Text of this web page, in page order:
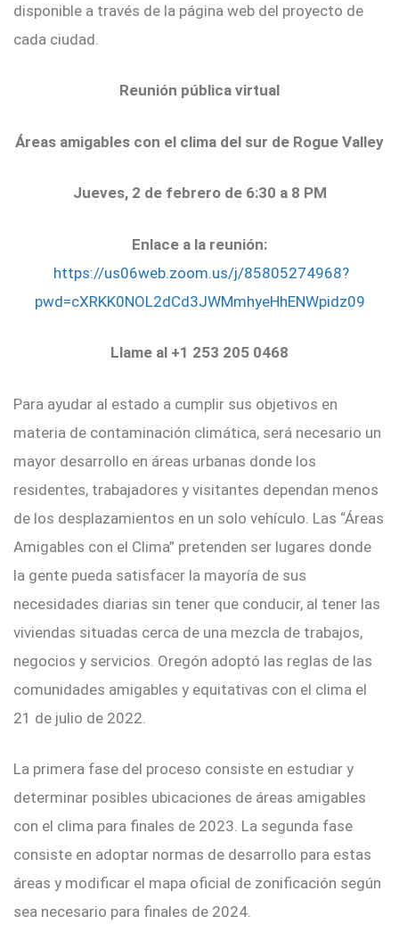
disponible a través de la página web del proyecto de
cada ciudad.
Reunión pública virtual
Áreas amigables con el clima del sur de Rogue Valley
Jueves, 2 de febrero de 6:30 a 8 PM
Enlace a la reunión:
https://us06web.zoom.us/j/85805274968?
pwd=cXRKK0NOL2dCd3JWMmhyeHhENWpidz09
Llame al +1 253 205 0468
Para ayudar al estado a cumplir sus objetivos en
materia de contaminación climática, será necesario un
mayor desarrollo en áreas urbanas donde los
residentes, trabajadores y visitantes dependan menos
de los desplazamientos en un solo vehículo. Las “Áreas
Amigables con el Clima” pretenden ser lugares donde
la gente pueda satisfacer la mayoría de sus
necesidades diarias sin tener que conducir, al tener las
viviendas situadas cerca de una mezcla de trabajos,
negocios y servicios. Oregón adoptó las reglas de las
comunidades amigables y equitativas con el clima el
21 de julio de 2022.
La primera fase del proceso consiste en estudiar y
determinar posibles ubicaciones de áreas amigables
con el clima para finales de 2023. La segunda fase
consiste en adoptar normas de desarrollo para estas
áreas y modificar el mapa oficial de zonificación según
sea necesario para finales de 2024.